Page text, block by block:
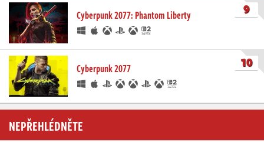
Cyberpunk 2077: Phantom Liberty 9
Cyberpunk 2077 10
NEPŘEHLÉDNĚTE